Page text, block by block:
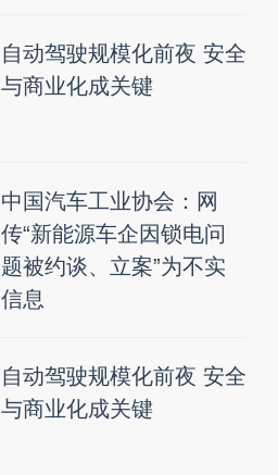
自动驾驶规模化前夜 安全
与商业化成关键
中国汽车工业协会：网
传“新能源车企因锁电问
题被约谈、立案”为不实
信息
自动驾驶规模化前夜 安全
与商业化成关键